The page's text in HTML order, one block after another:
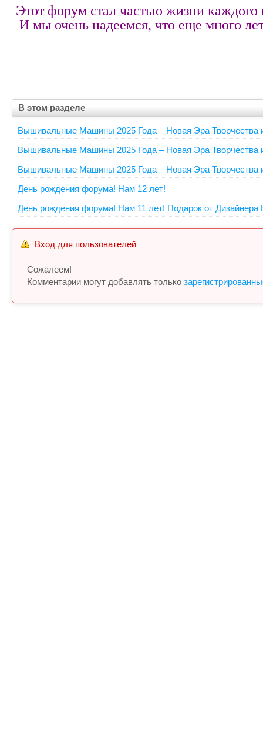
Этот форум стал частью жизни каждого
И мы очень надеемся, что еще много
В этом разделе
Вышивальные Машины 2025 Года – Новая Эра Творчества
Вышивальные Машины 2025 Года – Новая Эра Творчества
Вышивальные Машины 2025 Года – Новая Эра Творчества
День рождения форума! Нам 12 лет!
День рождения форума! Нам 11 лет! Подарок от Дизайнера
Вход для пользователей
Сожалеем!
Комментарии могут добавлять только